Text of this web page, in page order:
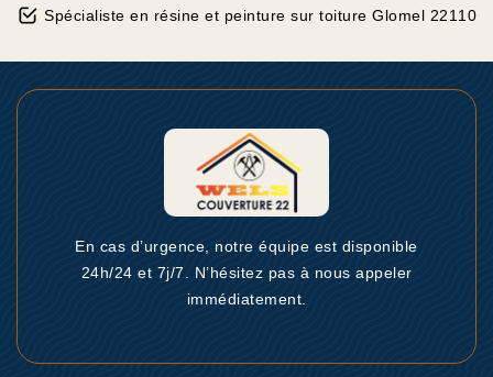
Spécialiste en résine et peinture sur toiture Glomel 22110
En cas d’urgence, notre équipe est disponible
24h/24 et 7j/7. N’hésitez pas à nous appeler
immédiatement.